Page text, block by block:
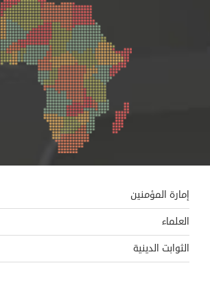
إمارة المؤمنين
العلماء
الثوابت الدينية